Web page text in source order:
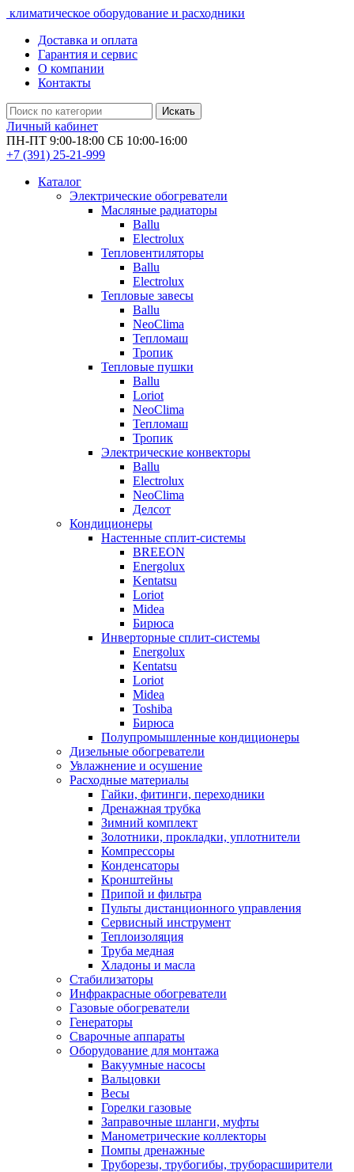
климатическое оборудование и расходники
Доставка и оплата
Гарантия и сервис
О компании
Контакты
Искать
Личный кабинет
ПН-ПТ 9:00-18:00 СБ 10:00-16:00
+7 (391) 25-21-999
Каталог
Электрические обогреватели
Масляные радиаторы
Ballu
Electrolux
Тепловентиляторы
Ballu
Electrolux
Тепловые завесы
Ballu
NeoClima
Тепломаш
Тропик
Тепловые пушки
Ballu
Loriot
NeoClima
Тепломаш
Тропик
Электрические конвекторы
Ballu
Electrolux
NeoClima
Делсот
Кондиционеры
Настенные сплит-системы
BREEON
Energolux
Kentatsu
Loriot
Midea
Бирюса
Инверторные сплит-системы
Energolux
Kentatsu
Loriot
Midea
Toshiba
Бирюса
Полупромышленные кондиционеры
Дизельные обогреватели
Увлажнение и осушение
Расходные материалы
Гайки, фитинги, переходники
Дренажная трубка
Зимний комплект
Золотники, прокладки, уплотнители
Компрессоры
Конденсаторы
Кронштейны
Припой и фильтра
Пульты дистанционного управления
Сервисный инструмент
Теплоизоляция
Труба медная
Хладоны и масла
Стабилизаторы
Инфракрасные обогреватели
Газовые обогреватели
Генераторы
Сварочные аппараты
Оборудование для монтажа
Вакуумные насосы
Вальцовки
Весы
Горелки газовые
Заправочные шланги, муфты
Манометрические коллекторы
Помпы дренажные
Труборезы, трубогибы, труборасширители